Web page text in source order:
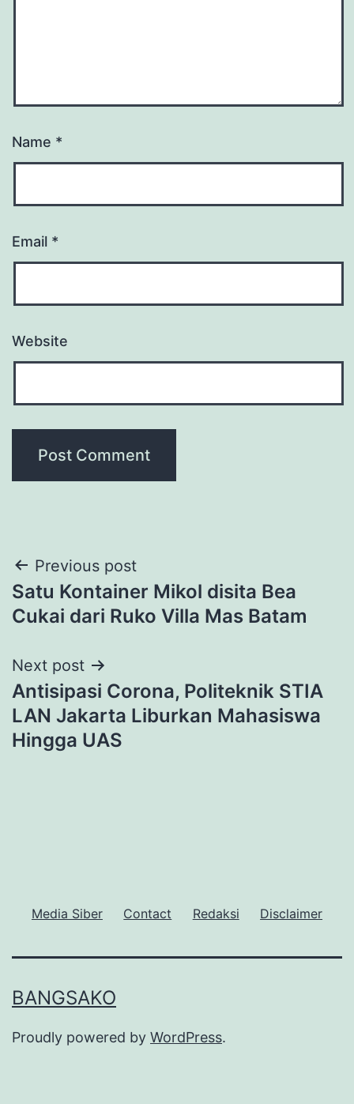
Name *
Email *
Website
Post
navigation
Previous post
Satu Kontainer Mikol disita Bea
Cukai dari Ruko Villa Mas Batam
Next post
Antisipasi Corona, Politeknik STIA
LAN Jakarta Liburkan Mahasiswa
Hingga UAS
Media Siber Contact Redaksi Disclaimer
BANGSAKO
Proudly powered by WordPress.